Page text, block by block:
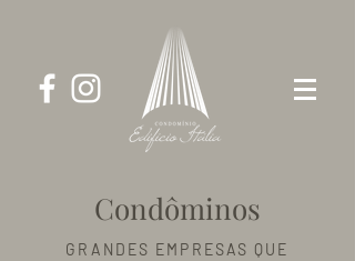
Condôminos
GRANDES EMPRESAS QUE